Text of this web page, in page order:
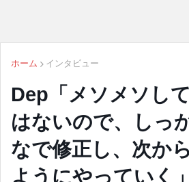
ホーム インタビュー
Dep「メソメソし
はないので、しっ
なで修正し、次か
ようにやっていく」